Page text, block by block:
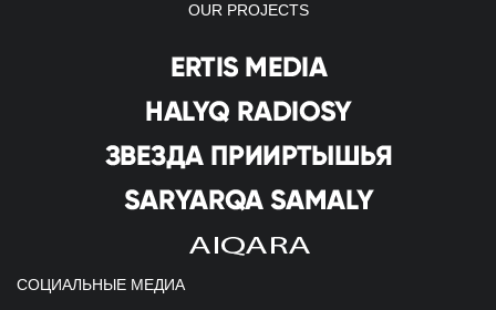
OUR PROJECTS
СОЦИАЛЬНЫЕ МЕДИА